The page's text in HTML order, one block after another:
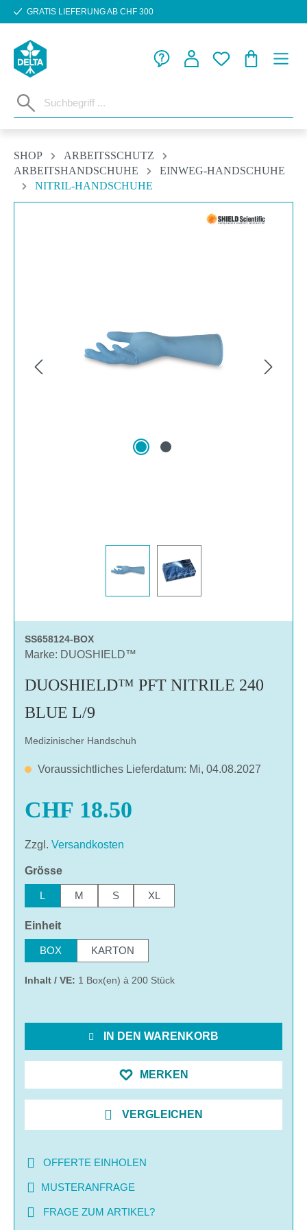
Zum Hauptinhalt springen
GRATIS LIEFERUNG AB CHF 300
SHOP
ARBEITSSCHUTZ
ARBEITSHANDSCHUHE
EINWEG-HANDSCHUHE
NITRIL-HANDSCHUHE
SS658124-BOX
Marke: DUOSHIELD™
DUOSHIELD™ PFT NITRILE 240
BLUE L/9
Medizinischer Handschuh
Voraussichtliches Lieferdatum: Mi, 04.08.2027
CHF 18.50
Zzgl. Versandkosten
Grösseauswählen
L M S XL
Einheitauswählen
BOX KARTON
Inhalt / VE: 1 Box(en) à 200 Stück
IN DEN WARENKORB
MERKEN
VERGLEICHEN
OFFERTE EINHOLEN
MUSTERANFRAGE
FRAGE ZUM ARTIKEL?